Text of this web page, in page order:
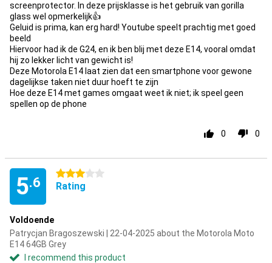
screenprotector. In deze prijsklasse is het gebruik van gorilla
glass wel opmerkelijk👍
Geluid is prima, kan erg hard! Youtube speelt prachtig met goed
beeld
Hiervoor had ik de G24, en ik ben blij met deze E14, vooral omdat
hij zo lekker licht van gewicht is!
Deze Motorola E14 laat zien dat een smartphone voor gewone
dagelijkse taken niet duur hoeft te zijn
Hoe deze E14 met games omgaat weet ik niet; ik speel geen
spellen op de phone
0 0
5.6
3 stars
Rating
Voldoende
Patrycjan Bragoszewski | 22-04-2025 about the Motorola Moto
E14 64GB Grey
I recommend this product